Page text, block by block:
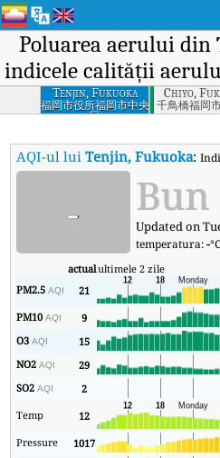
Poluarea aerului din
indicele calității
Tenjin, Fukuoka
福岡市役所福岡市中央
区
Chiyo,
千鳥橋福岡
AQI-ul luiTenjin, Fukuoka:
- Bun
Updated on
temperatura:-°C
actualultimele 2 zile
PM2.5AQI 21
PM10AQI 9
O3AQI 15
NO2AQI 29
SO2AQI 2
Temp
12
Pressure
1017